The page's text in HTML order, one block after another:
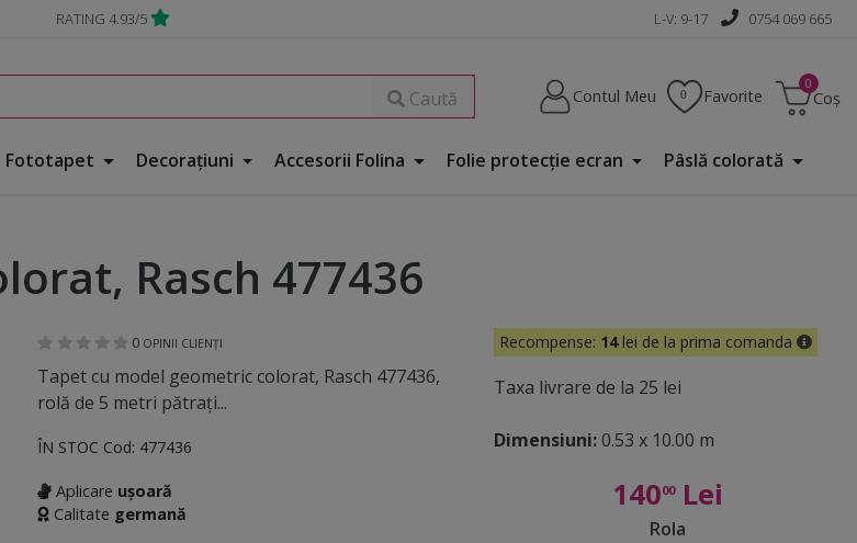
RATING 4.93/5 L-V: 9-17 0754 069 665
Caută Contul Meu Favorite Coș
Fototapet Decorațiuni Accesorii Folina Folie protecţie ecran Pâslă colorată
Rasch 477436
0 OPINII CLIENȚI
Tapet cu model geometric colorat, Rasch 477436,
rolă de 5 metri pătraţi...
ÎN STOC Cod: 477436
Aplicare ușoară
Calitate germană
Recompense: 14lei de la prima comanda
Taxa livrare de la 25 lei
Dimensiuni:0.53 x 10.00 m
14000Lei
Rola